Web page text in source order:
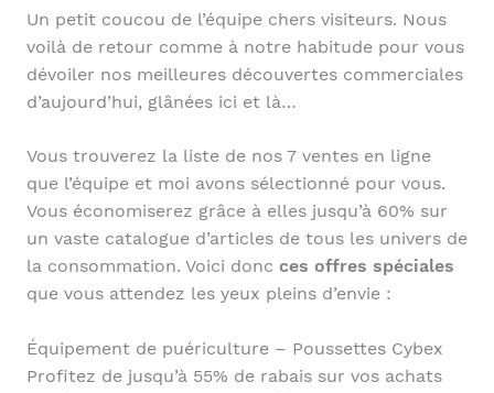
Un petit coucou de l’équipe chers visiteurs. Nous
voilà de retour comme à notre habitude pour vous
dévoiler nos meilleures découvertes commerciales
d’aujourd’hui, glânées ici et là…
Vous trouverez la liste de nos 7 ventes en ligne
que l’équipe et moi avons sélectionné pour vous.
Vous économiserez grâce à elles jusqu’à 60% sur
un vaste catalogue d’articles de tous les univers de
la consommation. Voici donc ces offres spéciales
que vous attendez les yeux pleins d’envie :
Équipement de puériculture – Poussettes Cybex
Profitez de jusqu’à 55% de rabais sur vos achats